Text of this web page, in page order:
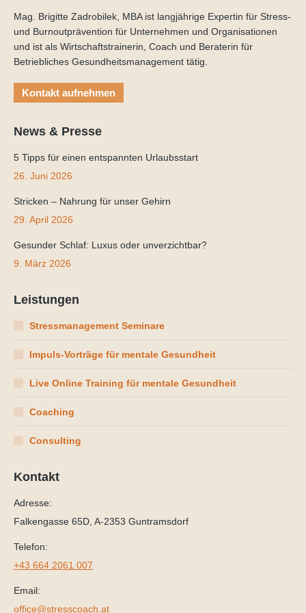
Mag. Brigitte Zadrobilek, MBA ist langjährige Expertin für Stress-
und Burnoutprävention für Unternehmen und Organisationen
und ist als Wirtschaftstrainerin, Coach und Beraterin für
Betriebliches Gesundheitsmanagement tätig.
Kontakt aufnehmen
News & Presse
5 Tipps für einen entspannten Urlaubsstart
26. Juni 2026
Stricken – Nahrung für unser Gehirn
29. April 2026
Gesunder Schlaf: Luxus oder unverzichtbar?
9. März 2026
Leistungen
Stressmanagement Seminare
Impuls-Vorträge für mentale Gesundheit
Live Online Training für mentale Gesundheit
Coaching
Consulting
Kontakt
Adresse:
Falkengasse 65D, A-2353 Guntramsdorf
Telefon:
+43 664 2061 007
Email:
office@stresscoach.at